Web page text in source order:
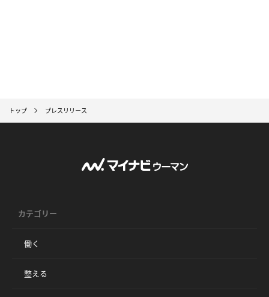
トップ プレスリリース
カテゴリー
働く
整える